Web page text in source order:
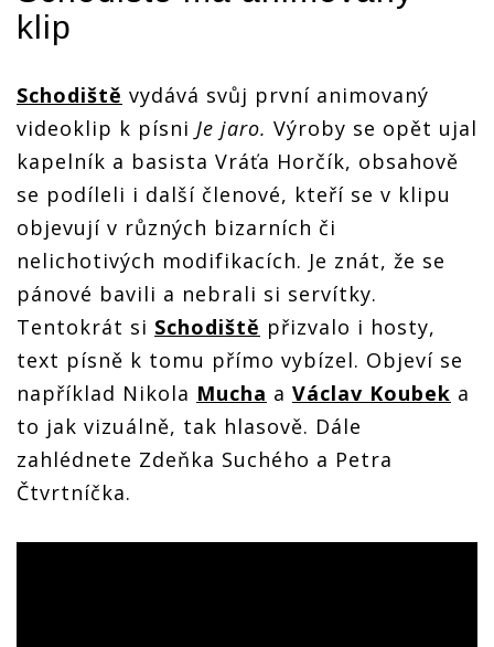
klip
Schodiště vydává svůj první animovaný
videoklip k písni Je jaro. Výroby se opět ujal
kapelník a basista Vráťa Horčík, obsahově
se podíleli i další členové, kteří se v klipu
objevují v různých bizarních či
nelichotivých modifikacích. Je znát, že se
pánové bavili a nebrali si servítky.
Tentokrát si Schodiště přizvalo i hosty,
text písně k tomu přímo vybízel. Objeví se
například Nikola Mucha a Václav Koubek a
to jak vizuálně, tak hlasově. Dále
zahlédnete Zdeňka Suchého a Petra
Čtvrtníčka.